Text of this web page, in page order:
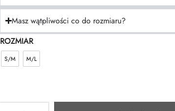
Masz wątpliwości co do rozmiaru?
ROZMIAR
S/M M/L